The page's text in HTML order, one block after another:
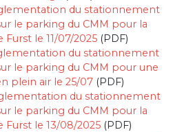
du stationnement
le parking du CMM pour la
Furst le 11/07/2025 (PDF)
du stationnement
le parking du CMM pour une
plein air le 25/07 (PDF)
du stationnement
le parking du CMM pour la
Furst le 13/08/2025 (PDF)